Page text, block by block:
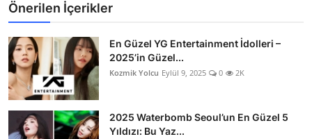
Önerilen İçerikler
En Güzel YG Entertainment İdolleri –
2025’in Güzel...
Kozmik Yolcu Eylül 9, 2025 0 2K
2025 Waterbomb Seoul’un En Güzel 5
Yıldızı: Bu Yaz...